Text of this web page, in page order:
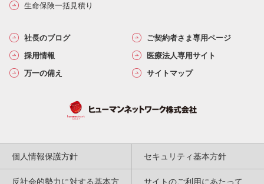
生命保険一括見積り
社長のブログ
ご契約者さま専用ページ
採用情報
医療法人専用サイト
万一の備え
サイトマップ
個人情報保護方針 セキュリティ基本方針
反社会的勢力に対する基本方 サイトのご利用にあたって